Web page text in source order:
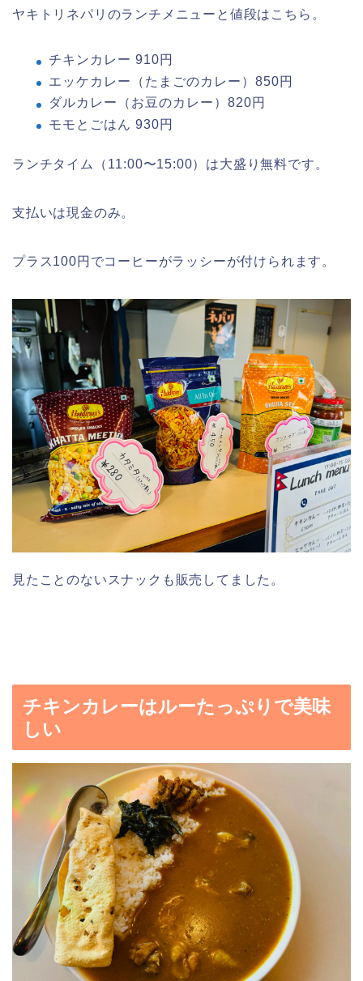
ヤキトリネパリのランチメニューと値段はこちら。
チキンカレー 910円
エッケカレー（たまごのカレー）850円
ダルカレー（お豆のカレー）820円
モモとごはん 930円
ランチタイム（11:00〜15:00）は大盛り無料です。
支払いは現金のみ。
プラス100円でコーヒーがラッシーが付けられます。
見たことのないスナックも販売してました。
チキンカレーはルーたっぷりで美味
しい